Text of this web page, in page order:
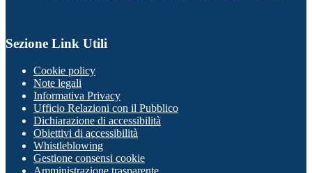
Sezione Link Utili
Cookie policy
Note legali
Informativa Privacy
Ufficio Relazioni con il Pubblico
Dichiarazione di accessibilità
Obiettivi di accessibilità
Whistleblowing
Gestione consensi cookie
Amministrazione trasparente